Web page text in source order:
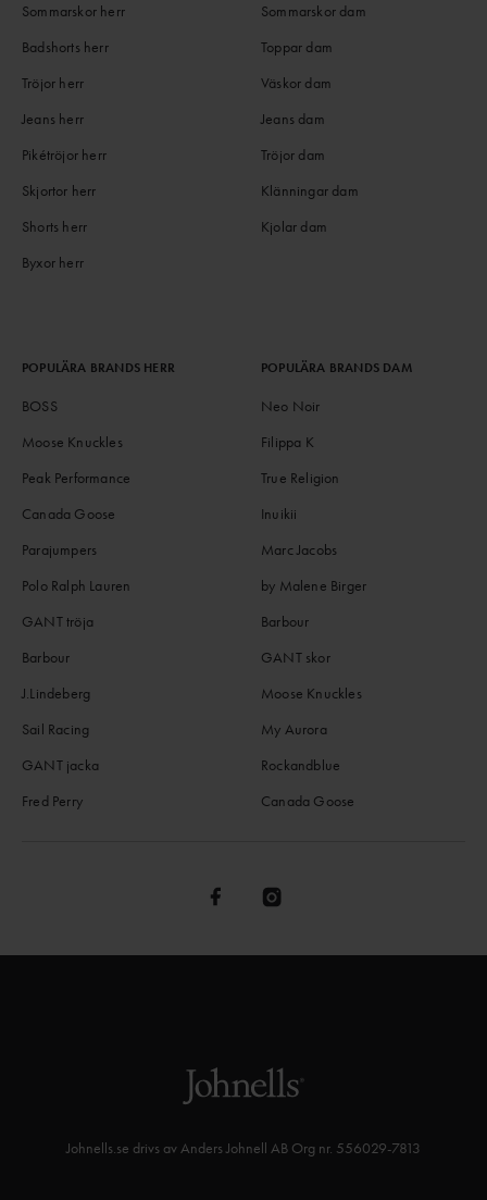
Sommarskor herr
Badshorts herr
Tröjor herr
Jeans herr
Pikétröjor herr
Skjortor herr
Shorts herr
Byxor herr
Sommarskor dam
Toppar dam
Väskor dam
Jeans dam
Tröjor dam
Klänningar dam
Kjolar dam
POPULÄRA BRANDS HERR
BOSS
Moose Knuckles
Peak Performance
Canada Goose
Parajumpers
Polo Ralph Lauren
GANT tröja
Barbour
J.Lindeberg
Sail Racing
GANT jacka
Fred Perry
POPULÄRA BRANDS DAM
Neo Noir
Filippa K
True Religion
Inuikii
Marc Jacobs
by Malene Birger
Barbour
GANT skor
Moose Knuckles
My Aurora
Rockandblue
Canada Goose
Johnells.se drivs av Anders Johnell AB Org nr. 556029-7813